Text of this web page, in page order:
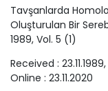
Tavşanlarda
Oluşturulan Bir
1989, Vol. 5 (1)
Received : 23.11.1989
Online : 23.11.2020